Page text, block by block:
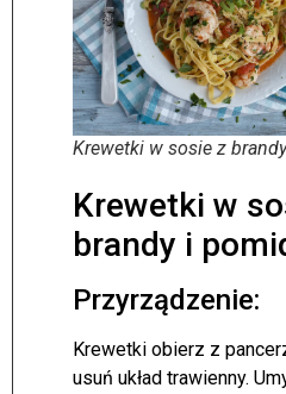
Krewetki w sosie z
Krewetki w
brandy i
Przyrządzenie:
Krewetki obierz z
usuń układ trawienny.